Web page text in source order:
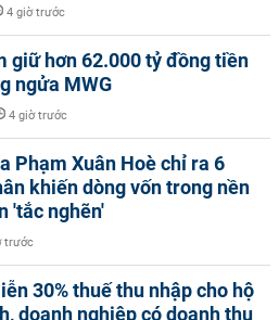
4 giờ trước
giữ hơn 62.000 tỷ đồng tiền
ngửa MWG
4 giờ trước
Phạm Xuân Hoè chỉ ra 6
khiến dòng vốn trong nền
'tắc nghẽn'
trước
30% thuế thu nhập cho hộ
doanh nghiệp có doanh thu